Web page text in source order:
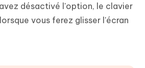
désactivé l'option, le clavier
vous ferez glisser l'écran